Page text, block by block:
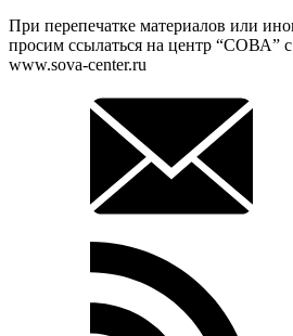
При перепечатке материалов или
просим ссылаться на центр “СОВА” с
www.sova-center.ru